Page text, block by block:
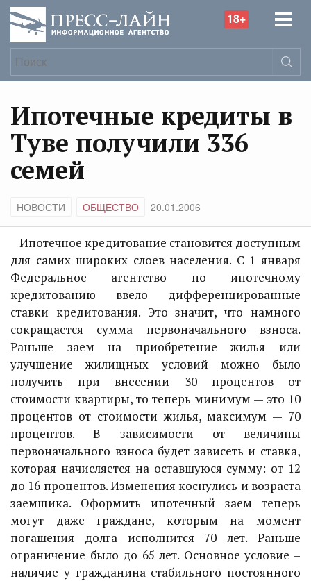
18+
Ипотечные кредиты в
Туве получили 336
семей
НОВОСТИ ОБЩЕСТВО 20.01.2006
Ипотечное кредитование становится доступным
для самих широких слоев населения. С 1 января
Федеральное агентство по ипотечному
кредитованию ввело дифференцированные
ставки кредитования. Это значит, что намного
сокращается сумма первоначального взноса.
Раньше заем на приобретение жилья или
улучшение жилищных условий можно было
получить при внесении 30 процентов от
стоимости квартиры, то теперь минимум — это 10
процентов от стоимости жилья, максимум — 70
процентов. В зависимости от величины
первоначального взноса будет зависеть и ставка,
которая начисляется на оставшуюся сумму: от 12
до 16 процентов. Изменения коснулись и возраста
заемщика. Оформить ипотечный заем теперь
могут даже граждане, которым на момент
погашения долга исполнится 70 лет. Раньше
ограничение было до 65 лет. Основное условие –
наличие у гражданина стабильного постоянного